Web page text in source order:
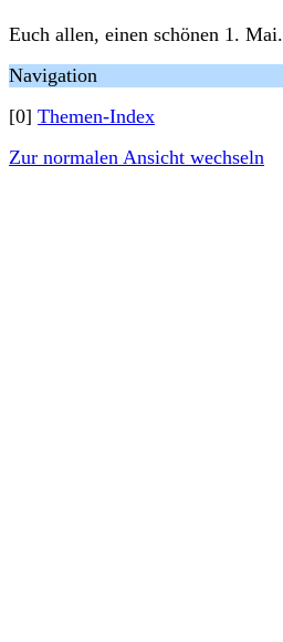
Euch allen, einen schönen 1. Mai.
Navigation
[0] Themen-Index
Zur normalen Ansicht wechseln